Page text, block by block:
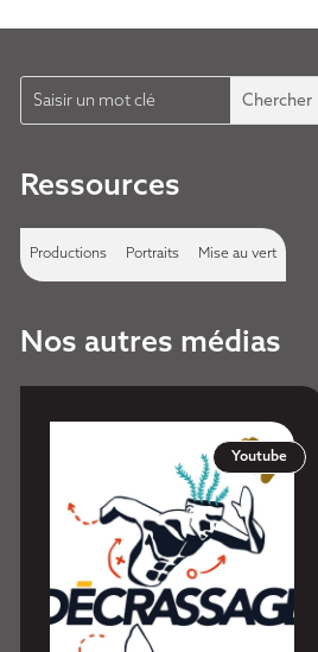
Ressources
Productions Portraits Mise au vert
Nos autres médias
Préface d'Olivier Giroud